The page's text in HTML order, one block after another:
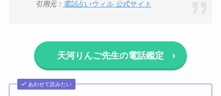
引用元： 電話占いウィル 公式サイト
天河りんご先生の電話鑑定
あわせて読みたい